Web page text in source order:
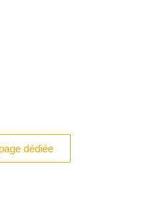
dédiée